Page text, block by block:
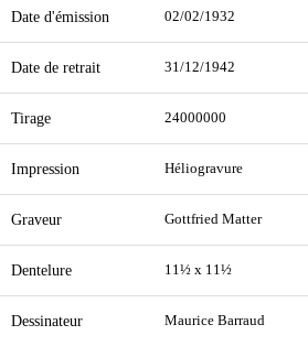
Date d'émission 02/02/1932
Date de retrait 31/12/1942
Tirage 24000000
Impression Héliogravure
Graveur Gottfried Matter
Dentelure 11½ x 11½
Dessinateur Maurice Barraud